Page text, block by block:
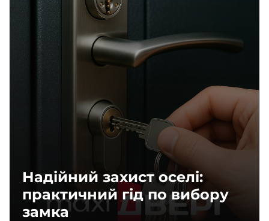
Надійний захист оселі:
практичний гід по вибору
замка